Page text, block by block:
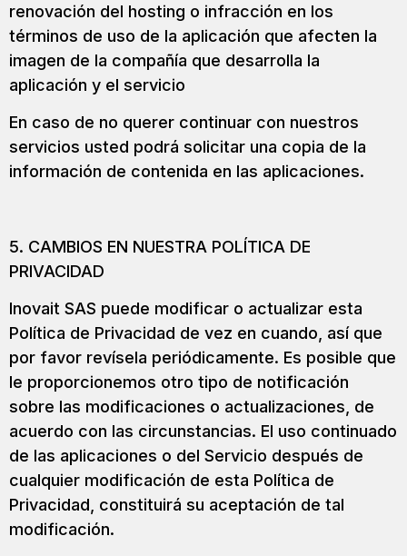
renovación del hosting o infracción en los
términos de uso de la aplicación que afecten la
imagen de la compañía que desarrolla la
aplicación y el servicio
En caso de no querer continuar con nuestros
servicios usted podrá solicitar una copia de la
información de contenida en las aplicaciones.
5. CAMBIOS EN NUESTRA POLÍTICA DE
PRIVACIDAD
Inovait SAS puede modificar o actualizar esta
Política de Privacidad de vez en cuando, así que
por favor revísela periódicamente. Es posible que
le proporcionemos otro tipo de notificación
sobre las modificaciones o actualizaciones, de
acuerdo con las circunstancias. El uso continuado
de las aplicaciones o del Servicio después de
cualquier modificación de esta Política de
Privacidad, constituirá su aceptación de tal
modificación.